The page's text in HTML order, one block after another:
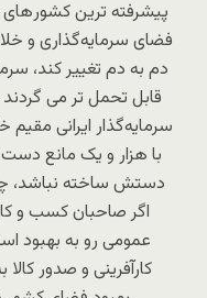
پیشرفته ترین
فضای سرمایه‌گذاری و
دم به دم تغییر کند،
قابل تحمل تر می
سرمایه‌گذار ایرانی
با هزار و یک مانع
دستش ساخته نباشد،
اگر صاحبان کسب و
عمومی رو به بهبود
کارآفرینی و صدور